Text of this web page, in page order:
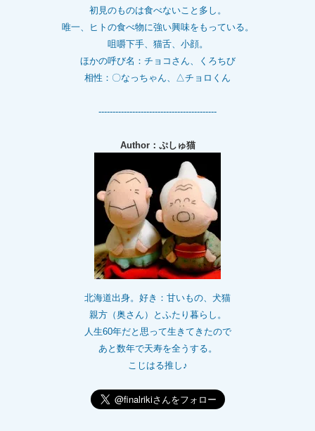
初見のものは食べないこと多し。
唯一、ヒトの食べ物に強い興味をもっている。
咀嚼下手、猫舌、小顔。
ほかの呼び名：チョコさん、くろちび
相性：〇なっちゃん、△チョロくん
------------------------------------------
Author：ぷしゅ猫
北海道出身。好き：甘いもの、犬猫
親方（奥さん）とふたり暮らし。
人生60年だと思って生きてきたので
あと数年で天寿を全うする。
こじはる推し♪